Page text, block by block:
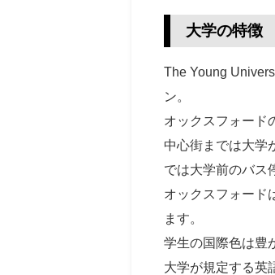
大学の特徴
The Young
ン。
オックスフォード
中心街までは大学
では大学前のバス
オックスフォード
ます。
学生の国際色は豊
大学が規定する英